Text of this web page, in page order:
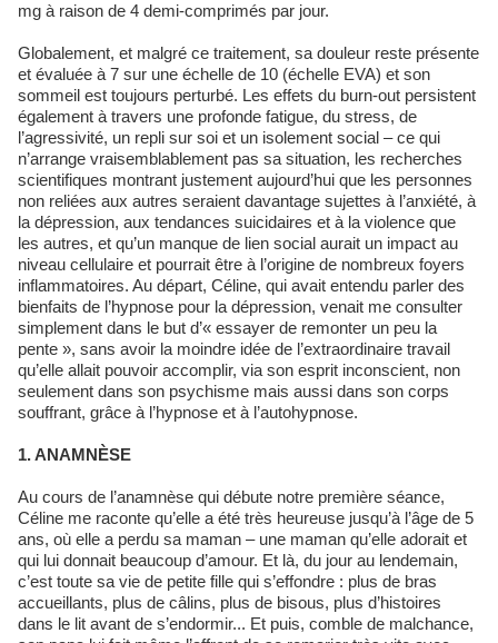
mg à raison de 4 demi-comprimés par jour.
Globalement, et malgré ce traitement, sa douleur reste présente
et évaluée à 7 sur une échelle de 10 (échelle EVA) et son
sommeil est toujours perturbé. Les effets du burn-out persistent
également à travers une profonde fatigue, du stress, de
l’agressivité, un repli sur soi et un isolement social – ce qui
n’arrange vraisemblablement pas sa situation, les recherches
scientifiques montrant justement aujourd’hui que les personnes
non reliées aux autres seraient davantage sujettes à l’anxiété, à
la dépression, aux tendances suicidaires et à la violence que
les autres, et qu’un manque de lien social aurait un impact au
niveau cellulaire et pourrait être à l’origine de nombreux foyers
inflammatoires. Au départ, Céline, qui avait entendu parler des
bienfaits de l’hypnose pour la dépression, venait me consulter
simplement dans le but d’« essayer de remonter un peu la
pente », sans avoir la moindre idée de l’extraordinaire travail
qu’elle allait pouvoir accomplir, via son esprit inconscient, non
seulement dans son psychisme mais aussi dans son corps
souffrant, grâce à l’hypnose et à l’autohypnose.
1. ANAMNÈSE
Au cours de l’anamnèse qui débute notre première séance,
Céline me raconte qu’elle a été très heureuse jusqu’à l’âge de 5
ans, où elle a perdu sa maman – une maman qu’elle adorait et
qui lui donnait beaucoup d’amour. Et là, du jour au lendemain,
c’est toute sa vie de petite fille qui s’effondre : plus de bras
accueillants, plus de câlins, plus de bisous, plus d’histoires
dans le lit avant de s’endormir... Et puis, comble de malchance,